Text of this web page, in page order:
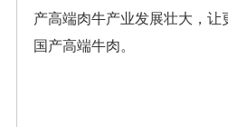
产高端肉牛产业发展壮大，让
国产高端牛肉。